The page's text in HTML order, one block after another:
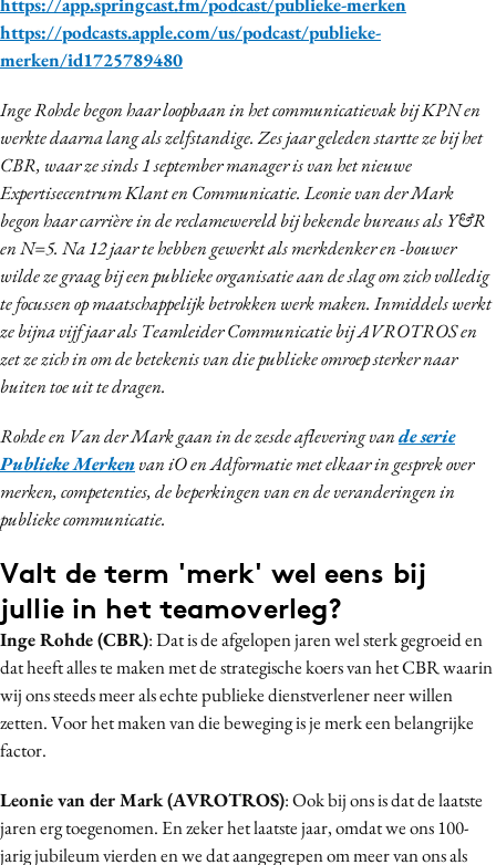
Martech
Media
PR
Programmatic
Purpose Marketing
Reputatie & crisis
https://podcasts.apple.com/us/podcast/publieke-
merken/id1725789480
Inge Rohde begon haar loopbaan in het communicatievak bij KPN en
werkte daarna lang als zelfstandige. Zes jaar geleden startte ze bij het
CBR, waar ze sinds 1 september manager is van het nieuwe
Expertisecentrum Klant en Communicatie. Leonie van der Mark
begon haar carrière in de reclamewereld bij bekende bureaus als Y&R
en N=5. Na 12 jaar te hebben gewerkt als merkdenker en -bouwer
wilde ze graag bij een publieke organisatie aan de slag om zich volledig
te focussen op maatschappelijk betrokken werk maken. Inmiddels werkt
ze bijna vijf jaar als Teamleider Communicatie bij AVROTROS en
zet ze zich in om de betekenis van die publieke omroep sterker naar
buiten toe uit te dragen.
Rohde en Van der Mark gaan in de zesde aflevering vande serie
Publieke Merkenvan iOen Adformatie met elkaar in gesprek over
merken, competenties, de beperkingen van en de veranderingen in
publieke communicatie.
Valt de term 'merk' wel eens bij
jullie in het teamoverleg?
Inge Rohde (CBR): Dat is de afgelopen jaren wel sterk gegroeid en
dat heeft alles te maken met de strategische koers van het CBR waarin
wij ons steeds meer als echte publieke dienstverlener neer willen
zetten. Voor het maken van die beweging is je merk een belangrijke
factor.
Leonie van der Mark (AVROTROS): Ook bij ons is dat de laatste
jaren erg toegenomen. En zeker het laatste jaar, omdat we ons 100-
jarig jubileum vierden en we dat aangegrepen om meer van ons als